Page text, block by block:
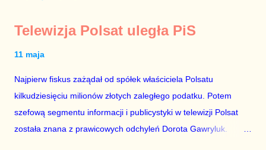
Telewizja Polsat uległa PiS
11 maja
Najpierw fiskus zażądał od spółek właściciela Polsatu
kilkudziesięciu milionów złotych zaległego podatku. Potem
szefową segmentu informacji i publicystyki w telewizji Polsat
została znana z prawicowych odchyleń Dorota Gawryluk.